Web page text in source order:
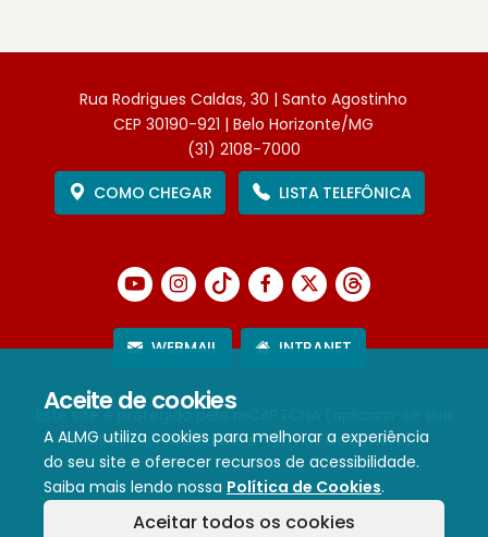
Aceite de cookies
A ALMG utiliza cookies para melhorar a experiência
do seu site e oferecer recursos de acessibilidade.
Saiba mais lendo nossa Política de Cookies.
Aceitar todos os cookies
Rua Rodrigues Caldas, 30 | Santo Agostinho
CEP 30190-921 | Belo Horizonte/MG
(31) 2108-7000
COMO CHEGAR
LISTA TELEFÔNICA
WEBMAIL INTRANET
Este site é protegido pelo reCAPTCHA (aplicam-se sua
Política de PrivacidadeeTermos de Serviço).
Termos de Uso e Política de Privacidade
Política de cookies